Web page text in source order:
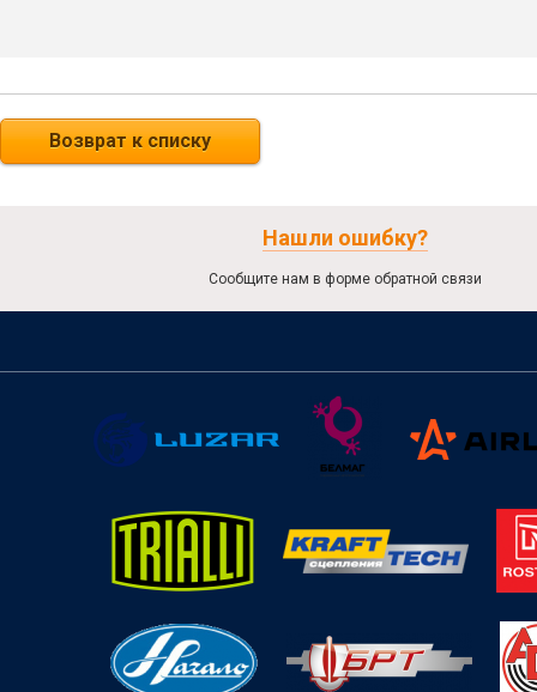
Возврат к списку
Нашли ошибку?
Сообщите нам в форме обратной связи